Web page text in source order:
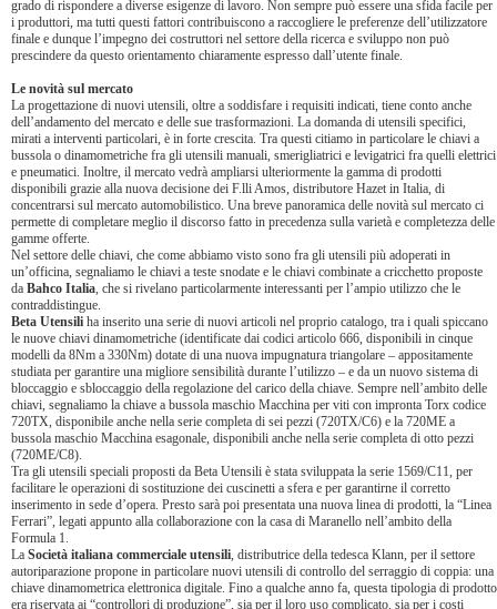
grado di rispondere a diverse esigenze di lavoro. Non sempre può essere una sfida facile per
i produttori, ma tutti questi fattori contribuiscono a raccogliere le preferenze dell’utilizzatore
finale e dunque l’impegno dei costruttori nel settore della ricerca e sviluppo non può
prescindere da questo orientamento chiaramente espresso dall’utente finale.
Le novità sul mercato
La progettazione di nuovi utensili, oltre a soddisfare i requisiti indicati, tiene conto anche
dell’andamento del mercato e delle sue trasformazioni. La domanda di utensili specifici,
mirati a interventi particolari, è in forte crescita. Tra questi citiamo in particolare le chiavi a
bussola o dinamometriche fra gli utensili manuali, smerigliatrici e levigatrici fra quelli elettrici
e pneumatici. Inoltre, il mercato vedrà ampliarsi ulteriormente la gamma di prodotti
disponibili grazie alla nuova decisione dei F.lli Amos, distributore Hazet in Italia, di
concentrarsi sul mercato automobilistico. Una breve panoramica delle novità sul mercato ci
permette di completare meglio il discorso fatto in precedenza sulla varietà e completezza delle
gamme offerte.
Nel settore delle chiavi, che come abbiamo visto sono fra gli utensili più adoperati in
un’officina, segnaliamo le chiavi a teste snodate e le chiavi combinate a cricchetto proposte
da Bahco Italia, che si rivelano particolarmente interessanti per l’ampio utilizzo che le
contraddistingue.
Beta Utensili ha inserito una serie di nuovi articoli nel proprio catalogo, tra i quali spiccano
le nuove chiavi dinamometriche (identificate dai codici articolo 666, disponibili in cinque
modelli da 8Nm a 330Nm) dotate di una nuova impugnatura triangolare – appositamente
studiata per garantire una migliore sensibilità durante l’utilizzo – e da un nuovo sistema di
bloccaggio e sbloccaggio della regolazione del carico della chiave. Sempre nell’ambito delle
chiavi, segnaliamo la chiave a bussola maschio Macchina per viti con impronta Torx codice
720TX, disponibile anche nella serie completa di sei pezzi (720TX/C6) e la 720ME a
bussola maschio Macchina esagonale, disponibili anche nella serie completa di otto pezzi
(720ME/C8).
Tra gli utensili speciali proposti da Beta Utensili è stata sviluppata la serie 1569/C11, per
facilitare le operazioni di sostituzione dei cuscinetti a sfera e per garantirne il corretto
inserimento in sede d’opera. Presto sarà poi presentata una nuova linea di prodotti, la “Linea
Ferrari”, legati appunto alla collaborazione con la casa di Maranello nell’ambito della
Formula 1.
La Società italiana commerciale utensili, distributrice della tedesca Klann, per il settore
autoriparazione propone in particolare nuovi utensili di controllo del serraggio di coppia: una
chiave dinamometrica elettronica digitale. Fino a qualche anno fa, questa tipologia di prodotto
era riservata ai “controllori di produzione”, sia per il loro uso complicato, sia per i costi